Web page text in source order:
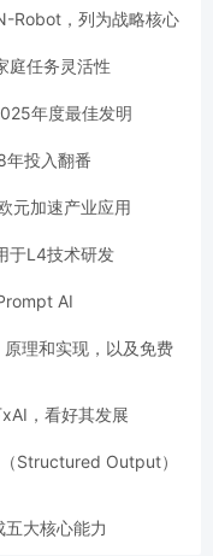
Robot，列为战略核心
庭任务灵活性
年度最佳发明
年投入翻番
元加速产业应用
于L4技术研发
AI
理和实现，以及免费
，看好其发展
Structured Output）
大核心能力